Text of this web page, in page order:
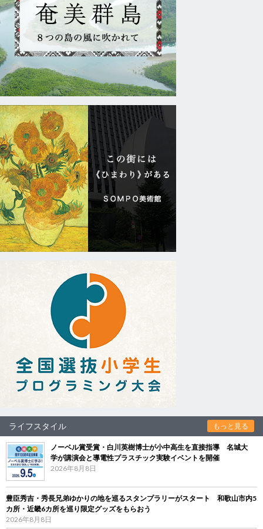
ライフスタイル もっと見る
ノーベル賞受賞・白川英樹博士が小中高生を直接指導 名城大
学が講演会と導電性プラスチック実験イベントを開催
2026年8月8日
豊臣秀吉・秀長兄弟ゆかりの地を巡るスタンプラリーがスタート 和歌山市内5
カ所・近畿6カ所を巡り限定グッズをもらおう
2026年8月8日